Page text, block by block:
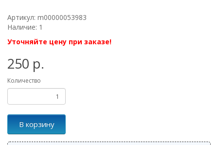
Артикул: m00000053983
Наличие: 1
Уточняйте цену при заказе!
250 р.
Количество
В корзину